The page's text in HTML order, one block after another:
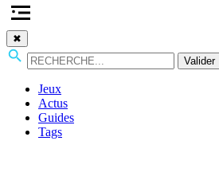
✖
Valider
Jeux
Actus
Guides
Tags